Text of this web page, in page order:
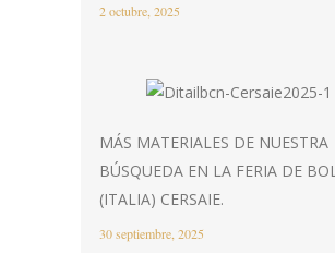
2 octubre, 2025
MÁS MATERIALES DE NUESTRA
BÚSQUEDA EN LA FERIA DE
(ITALIA) CERSAIE.
30 septiembre, 2025